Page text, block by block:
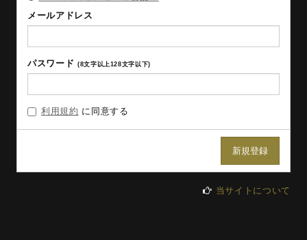
メールアドレス
パスワード (8文字以上128文字以下)
利用規約 に同意する
当サイトについて